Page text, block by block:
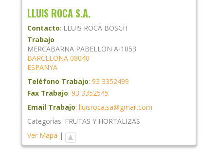
LLUIS ROCA S.A.
Contacto: LLUIS ROCA BOSCH
Trabajo
MERCABARNA PABELLON A-1053
BARCELONA 08040
ESPANYA
Teléfono Trabajo: 93 3352499
Fax Trabajo: 93 3352545
Email Trabajo: lluisroca.sa@gmail.com
Categorías: FRUTAS Y HORTALIZAS
Ver Mapa |